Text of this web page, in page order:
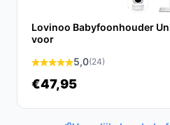
Lovinoo Babyfoonhouder
voor
5,0(24)
€47,95